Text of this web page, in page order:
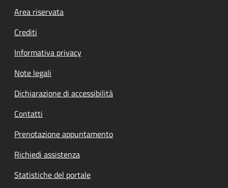
Footer menu
Area riservata
Crediti
Informativa privacy
Note legali
Dichiarazione di accessibilità
Contatti
Prenotazione appuntamento
Richiedi assistenza
Statistiche del portale